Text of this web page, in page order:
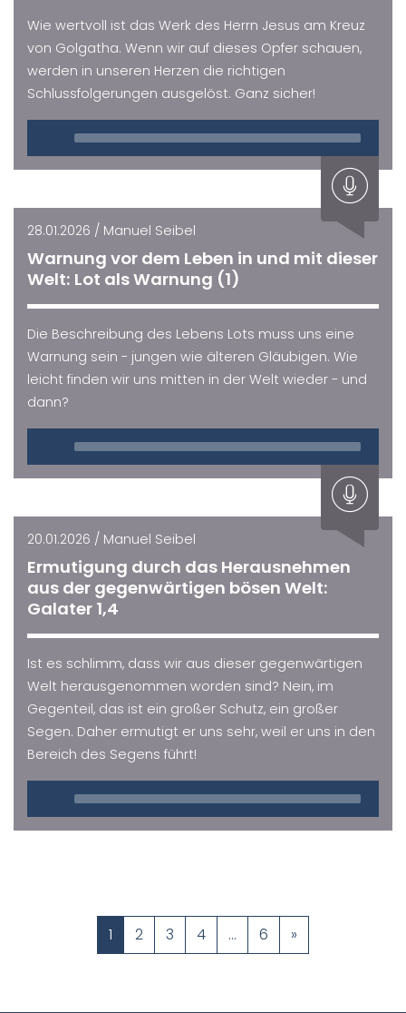
Wie wertvoll ist das Werk des Herrn Jesus am Kreuz
von Golgatha. Wenn wir auf dieses Opfer schauen,
werden in unseren Herzen die richtigen
Schlussfolgerungen ausgelöst. Ganz sicher!
Player
28.01.2026 / Manuel Seibel
Warnung vor dem Leben in und mit dieser
Welt: Lot als Warnung (1)
Die Beschreibung des Lebens Lots muss uns eine
Warnung sein - jungen wie älteren Gläubigen. Wie
leicht finden wir uns mitten in der Welt wieder - und
dann?
Player
20.01.2026 / Manuel Seibel
Ermutigung durch das Herausnehmen
aus der gegenwärtigen bösen Welt:
Galater 1,4
Ist es schlimm, dass wir aus dieser gegenwärtigen
Welt herausgenommen worden sind? Nein, im
Gegenteil, das ist ein großer Schutz, ein großer
Segen. Daher ermutigt er uns sehr, weil er uns in den
Bereich des Segens führt!
Player
1 2 3 4 ... 6 »